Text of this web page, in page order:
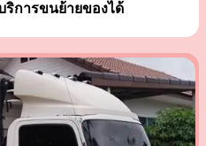
การขนย้ายของได้